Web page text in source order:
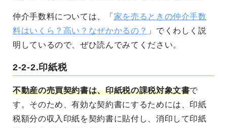
仲介手数料については、「 家を売るときの仲介手数
料はいくら？高い？なぜかかるの？ 」でくわしく説
明しているので、ぜひ読んでみてください。
2-2-2.印紙税
不動産の売買契約書は、印紙税の課税対象文書で
す。そのため、有効な契約書にするためには、印紙
税額分の収入印紙を契約書に貼付し、消印して印紙